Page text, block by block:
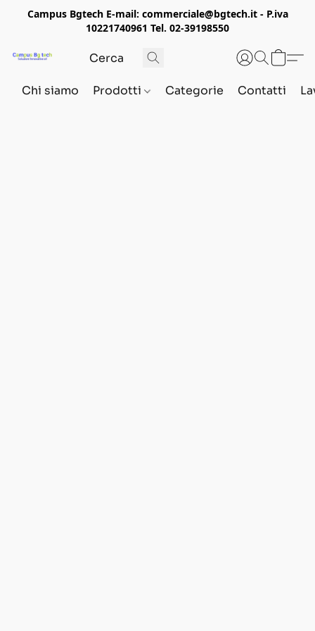
Campus Bgtech E-mail: commerciale@bgtech.it - P.iva
10221740961 Tel. 02-39198550
Chi siamo Prodotti Categorie Contatti